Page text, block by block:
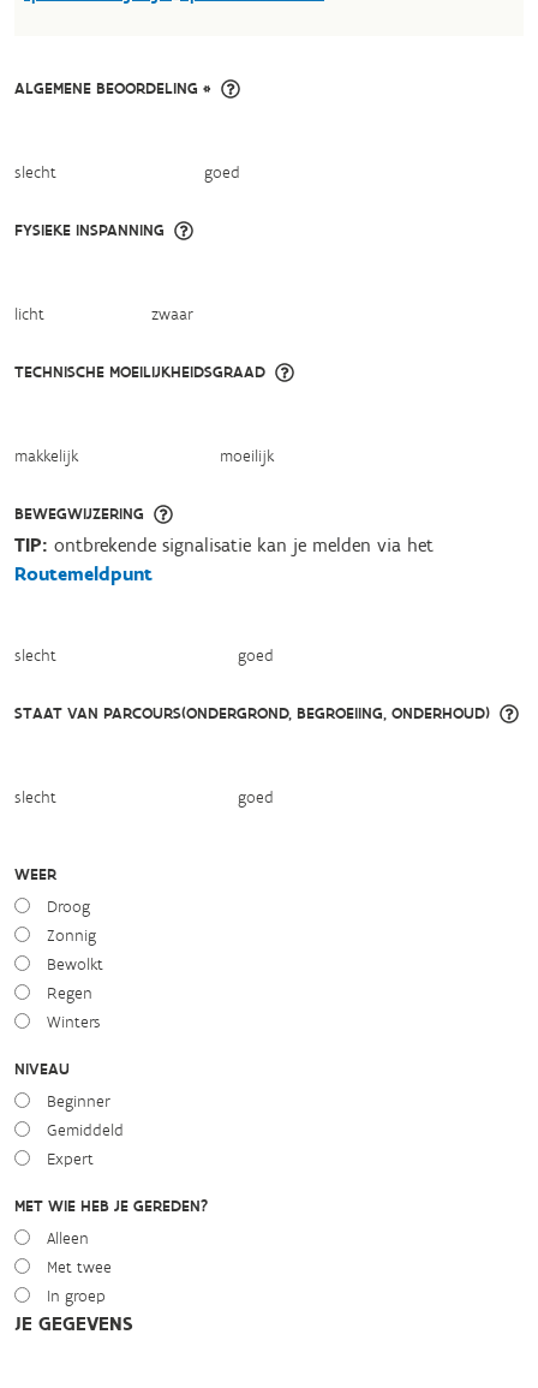
ALGEMENE BEOORDELING *
slecht goed
FYSIEKE INSPANNING
licht zwaar
TECHNISCHE MOEILIJKHEIDSGRAAD
makkelijk moeilijk
BEWEGWIJZERING
slecht goed
TIP: ontbrekende signalisatie kan je melden via het
Routemeldpunt
STAAT VAN PARCOURS(ONDERGROND, BEGROEIING, ONDERHOUD)
slecht goed
WEER
Droog
Zonnig
Bewolkt
Regen
Winters
NIVEAU
Beginner
Gemiddeld
Expert
MET WIE HEB JE GEREDEN?
Alleen
Met twee
In groep
JE GEGEVENS